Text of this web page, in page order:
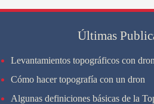
Últimas
Levantamientos topográficos con
Cómo hacer topografía con un dron
Algunas definiciones básicas de la